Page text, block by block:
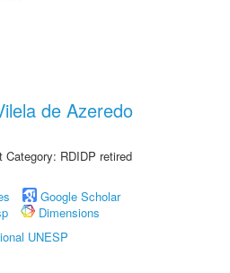
de Azeredo
RDIDP retired
Google Scholar
Dimensions
UNESP